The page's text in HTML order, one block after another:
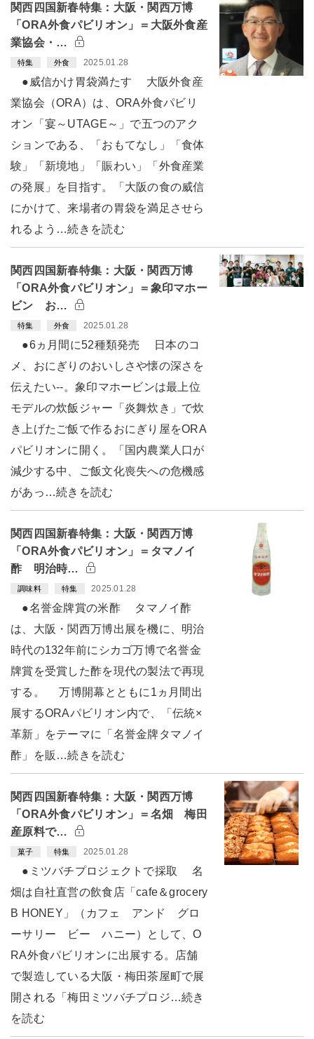
関西四国新春特集：大阪・関西万博
「ORA外食パビリオン」＝大阪外食産
業協会・…
特集 外食 2025.01.28
●威信かけ胃袋満たす 大阪外食産
業協会（ORA）は、ORA外食パビリ
オン「宴～UTAGE～」で五つのアク
ションである、「おもてなし」「食体
験」「新境地」「賑わい」「外食産業
の発展」を目指す。「大阪の食の威信
にかけて、来場者の胃袋を満足させら
れるよう…続きを読む
関西四国新春特集：大阪・関西万博
「ORA外食パビリオン」＝象印マホー
ビン お…
特集 外食 2025.01.28
●6ヵ月間に52種類発売 日本のコ
メ、おにぎりのおいしさや懐の深さを
伝えたい--。象印マホービンは最上位
モデルの炊飯ジャー「炎舞炊き」で炊
き上げたご飯で作るおにぎり屋をORA
パビリオンに開く。「国内農業人口が
減少する中、ご飯文化喪失への危機感
があっ…続きを読む
関西四国新春特集：大阪・関西万博
「ORA外食パビリオン」＝タマノイ
酢 明治時…
調味料 特集 2025.01.28
●名誉金牌賞の米酢 タマノイ酢
は、大阪・関西万博出展を機に、明治
時代の132年前にシカゴ万博で名誉金
牌賞を受賞した酢を現代の製法で再現
する。 万博開幕とともに1ヵ月間出
展するORAパビリオン内で、「伝統×
革新」をテーマに「名誉金牌タマノイ
酢」を販…続きを読む
関西四国新春特集：大阪・関西万博
「ORA外食パビリオン」＝名畑 梅田
産原料で…
菓子 特集 2025.01.28
●ミツバチプロジェクトで採取 名
畑は自社直営の飲食店「cafe＆grocery
B HONEY」（カフェ アンド グロ
ーサリー ビー ハニー）として、O
RA外食パビリオンに出展する。店舗
で製造している大阪・梅田茶屋町で展
開される「梅田ミツバチプロジ…続き
を読む